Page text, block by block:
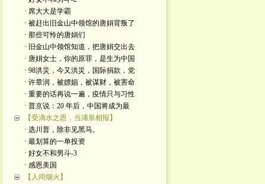
· 席大大是学霸
· 被赶出旧金山中领馆的唐娟背叛了
· 那些可怜的唐娟们
· 旧金山中领馆知道，把唐娟交出去
· 唐娟女士，你的原罪，是生为中国
· 98洪災，今又洪災，国际捐款，党
· 许章润，被嫖娼，被谋财，被害命
· 重要的话再说一遍，疫情只与习性
· 普京说：20 年后，中国将成为最
【受滴水之恩，当涌泉相报】
· 选川普，除非见黑马。
· 最划算的一单投资
· 好女不和男斗-3
· 感恩美国
【人间烟火】